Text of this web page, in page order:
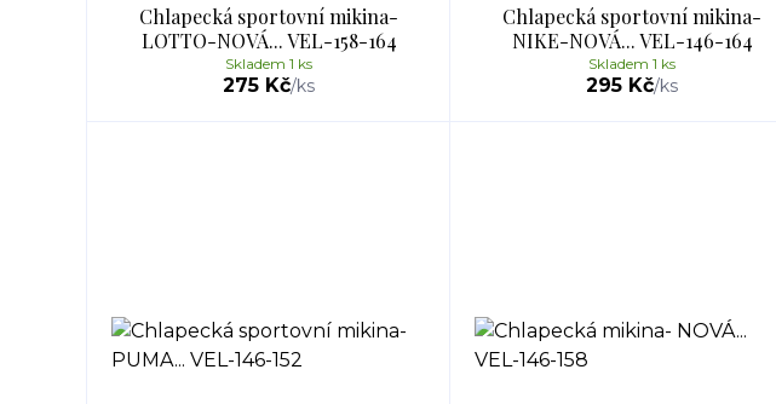
Chlapecká sportovní mikina-
LOTTO-NOVÁ... VEL-158-164
275 Kč/ks
Skladem 1 ks
Chlapecká sportovní mikina-
NIKE-NOVÁ... VEL-146-164
295 Kč/ks
Skladem 1 ks